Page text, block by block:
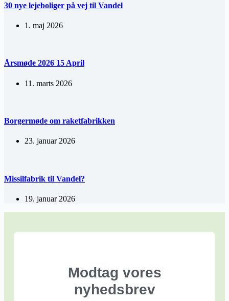
30 nye lejeboliger på vej til Vandel
1. maj 2026
Årsmøde 2026 15 April
11. marts 2026
Borgermøde om raketfabrikken
23. januar 2026
Missilfabrik til Vandel?
19. januar 2026
Modtag vores
nyhedsbrev